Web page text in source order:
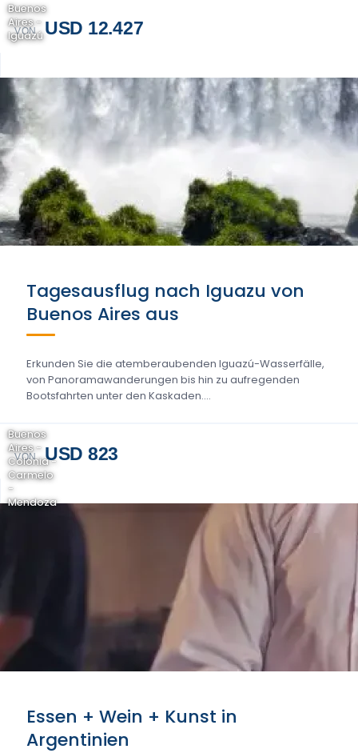
VON USD 12.427
Buenos
Aires -
Iguazú
Tagesausflug nach Iguazu von
Buenos Aires aus
Erkunden Sie die atemberaubenden Iguazú-Wasserfälle,
von Panoramawanderungen bis hin zu aufregenden
Bootsfahrten unter den Kaskaden....
VON USD 823
Buenos
Aires -
Colonia -
Carmelo
-
Mendoza
Essen + Wein + Kunst in
Argentinien